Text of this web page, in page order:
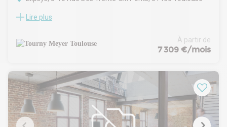
Au centre-ville de Toulouse, à proximité du Métro B et du
MEYER vous propose à la location deux surfaces de bureaux
d'environ 337 m² et 408 m² au R+2 et R+3 d'un immeuble de
en excellent état d'usage : RJ45, fibre optique, baie de
brassage, etc. Cloisonnement actuel : 15 à 20 bureaux, salles
de réunion, petits espaces de stockages, point cuisine,
sanitaires PMR, ascenseur, etc. Rare en hyper-centre.
Lire plus
À partir de
7 309 €/mois